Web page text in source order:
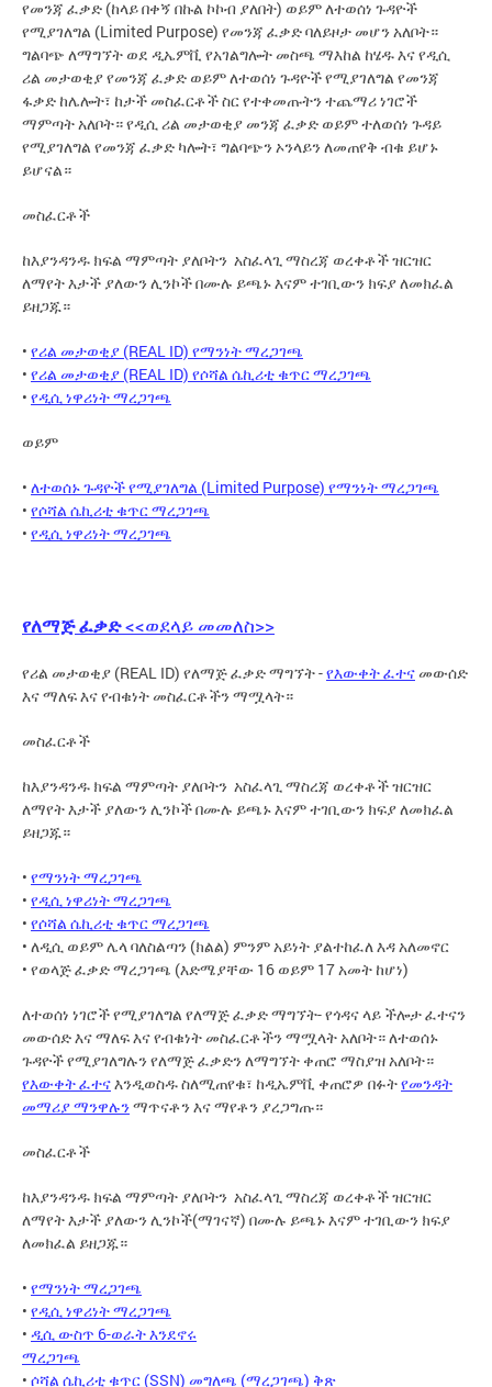
የመንጃ ፈቃድ (ከላይ በቀኝ በኩል ኮኮብ ያለበት) ወይም ለተወሰነ ጉዳዮች
የሚያገለግል (Limited Purpose) የመንጃ ፈቃድ ባለይዞታ መሆን አለቦት።
ግልባጭ ለማግኘት ወደ ዲኤምቪ የአገልግሎት መስጫ ማእከል ከሄዱ እና የዲሲ
ሪል መታወቂያ የመንጃ ፈቃድ ወይም ለተወሰነ ጉዳዮች የሚያገለግል የመንጃ
ፋቃድ ከሌሎት፣ ከታች መስፈርቶች ስር የተቀመጡትን ተጨማሪ ነገሮች
ማምጣት አለቦት። የዲሲ ሪል መታወቂያ መንጃ ፈቃድ ወይም ተለወሰነ ጉዳይ
የሚያገለግል የመንጃ ፈቃድ ካሎት፣ ግልባጭን ኦንላይን ለመጠየቅ ብቁ ይሆኑ
ይሆናል።
መስፈርቶች
ከእያንዳንዱ ክፍል ማምጣት ያለቦትን አስፈላጊ ማስረጃ ወረቀቶች ዝርዝር
ለማየት እታች ያለውን ሊንኮች በሙሉ ይጫኑ እናም ተገቢውን ክፍያ ለመክፈል
ይዘጋጁ።
• የሪል መታወቂያ (REAL ID) የማንነት ማረጋገጫ
• የሪል መታወቂያ (REAL ID) የሶሻል ሴኪሪቲ ቁጥር ማረጋገጫ
• የዲሲ ነዋሪነት ማረጋገጫ
ወይም
• ለተወሰኑ ጉዳዮች የሚያገለግል (Limited Purpose) የማንነት ማረጋገጫ
• የሶሻል ሴኪሪቲ ቁጥር ማረጋገጫ
• የዲሲ ነዋሪነት ማረጋገጫ
የለማጅ ፈቃድ<<ወደላይ መመለስ>>
የሪል መታወቂያ (REAL ID) የለማጅ ፈቃድ ማግኘት -የእውቀት ፈተናመውሰድ
እና ማለፍ እና የብቁነት መስፈርቶችን ማሟላት።
መስፈርቶች
ከእያንዳንዱ ክፍል ማምጣት ያለቦትን አስፈላጊ ማስረጃ ወረቀቶች ዝርዝር
ለማየት እታች ያለውን ሊንኮች በሙሉ ይጫኑ እናም ተገቢውን ክፍያ ለመክፈል
ይዘጋጁ።
• የማንነት ማረጋገጫ
• የዲሲ ነዋሪነት ማረጋገጫ
• የሶሻል ሴኪሪቲ ቁጥር ማረጋገጫ
• ለዲሲ ወይም ሌላ ባለስልጣን (ክልል) ምንም አይነት ያልተከፈለ እዳ አለመኖር
• የወላጅ ፈቃድ ማረጋገጫ (እድሜያቸው 16 ወይም 17 አመት ከሆነ)
ለተወሰነ ነገሮች የሚያገለግል የለማጅ ፈቃድ ማግኘት- የጎዳና ላይ ችሎታ ፈተናን
መውሰድ እና ማለፍ እና የብቁነት መስፈርቶችን ማሟላት አለቦት። ለተወሰኑ
ጉዳዮች የሚያገለግሉን የለማጅ ፈቃድን ለማግኘት ቀጠሮ ማስያዝ አለቦት።
የእውቀት ፈተናእንዲወስዱ ስለሚጠየቁ፣ ከዲኤምቪ ቀጠሮዎ በፉትየመንዳት
መማሪያ ማንዋሉንማጥናቶን እና ማየቶን ያረጋግጡ።
መስፈርቶች
ከእያንዳንዱ ክፍል ማምጣት ያለቦትን አስፈላጊ ማስረጃ ወረቀቶች ዝርዝር
ለማየት እታች ያለውን ሊንኮች(ማገናኛ) በሙሉ ይጫኑ እናም ተገቢውን ክፍያ
ለመክፈል ይዘጋጁ።
• የማንነት ማረጋገጫ
• የዲሲ ነዋሪነት ማረጋገጫ
• ዲሲ ውስጥ 6-ወራት እንደኖሩ
ማረጋገጫ
• ሶሻል ሴኪሪቲ ቁጥር (SSN) መግለጫ (ማረጋገጫ) ቅጽ